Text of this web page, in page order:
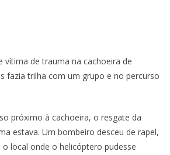
de trauma na cachoeira de
fazia trilha com um grupo e no percurso
próximo à cachoeira, o resgate da
estava. Um bombeiro desceu de rapel,
local onde o helicóptero pudesse